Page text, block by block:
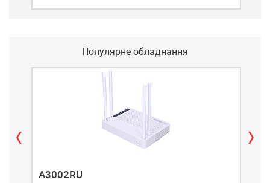
Популярне обладнання
A3002RU